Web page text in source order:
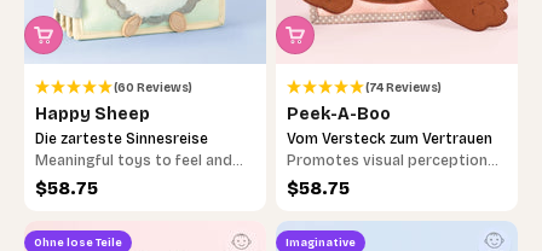
(60 Reviews)
Happy Sheep
Die zarteste Sinnesreise
Meaningful toys to feel and
discover
Sale price
$58.75
(74 Reviews)
Peek-A-Boo
Vom Versteck zum Vertrauen
Promotes visual perception
and object permanence
Sale price
$58.75
Ohne lose Teile Imaginative